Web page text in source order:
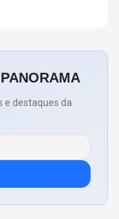
e destaques da